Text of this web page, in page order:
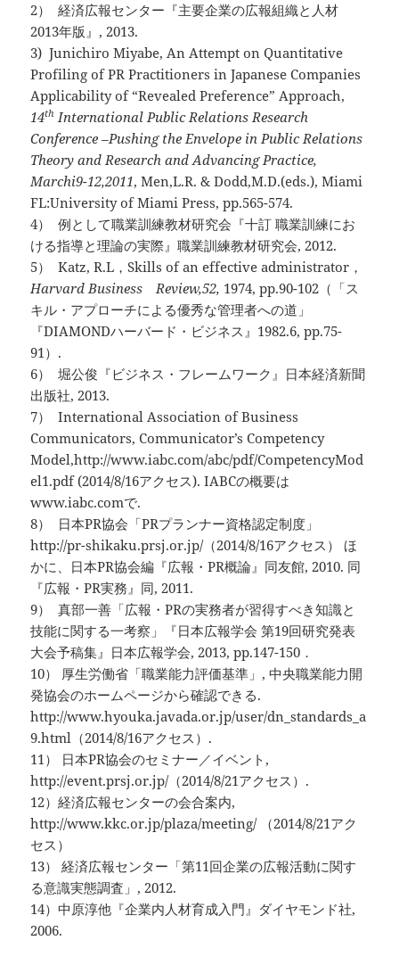
2） 経済広報センター『主要企業の広報組織と人材
2013年版』, 2013.
3) Junichiro Miyabe, An Attempt on Quantitative
Profiling of PR Practitioners in Japanese Companies
Applicability of “Revealed Preference” Approach,
14th International Public Relations Research
Conference–Pushing the Envelope in Public Relations
Theory and Research and Advancing Practice,
Marchi9-12,2011, Men,L.R. & Dodd,M.D.(eds.), Miami
FL:University of Miami Press, pp.565-574.
4） 例として職業訓練教材研究会『十訂 職業訓練にお
ける指導と理論の実際』職業訓練教材研究会, 2012.
5） Katz, R.L，Skills of an effective administrator，
Harvard Business Review,52, 1974, pp.90-102（「ス
キル・アプローチによる優秀な管理者への道」
『DIAMONDハーバード・ビジネス』1982.6, pp.75-
91）.
6） 堀公俊『ビジネス・フレームワーク』日本経済新聞
出版社, 2013.
7） International Association of Business
Communicators, Communicator’s Competency
Model,http://www.iabc.com/abc/pdf/CompetencyMod
el1.pdf (2014/8/16アクセス). IABCの概要は
www.iabc.comで.
8） 日本PR協会「PRプランナー資格認定制度」
http://pr-shikaku.prsj.or.jp/（2014/8/16アクセス） ほ
かに、日本PR協会編『広報・PR概論』同友館, 2010. 同
『広報・PR実務』同, 2011.
9） 真部一善「広報・PRの実務者が習得すべき知識と
技能に関する一考察」『日本広報学会 第19回研究発表
大会予稿集』日本広報学会, 2013, pp.147-150．
10） 厚生労働省「職業能力評価基準」, 中央職業能力開
発協会のホームページから確認できる.
http://www.hyouka.javada.or.jp/user/dn_standards_a
9.html（2014/8/16アクセス）.
11） 日本PR協会のセミナー／イベント,
http://event.prsj.or.jp/（2014/8/21アクセス）.
12）経済広報センターの会合案内,
http://www.kkc.or.jp/plaza/meeting/ （2014/8/21アク
セス）
13） 経済広報センター「第11回企業の広報活動に関す
る意識実態調査」, 2012.
14）中原淳他『企業内人材育成入門』ダイヤモンド社,
2006.